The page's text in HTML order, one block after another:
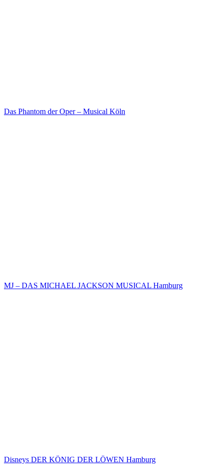
Das Phantom der Oper – Musical Köln
MJ – DAS MICHAEL JACKSON MUSICAL Hamburg
Disneys DER KÖNIG DER LÖWEN Hamburg